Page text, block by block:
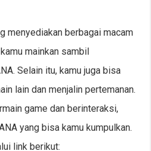
menyediakan berbagai macam
mainkan sambil
Selain itu, kamu juga bisa
lain dan menjalin pertemanan.
game dan berinteraksi,
yang bisa kamu kumpulkan.
link berikut: